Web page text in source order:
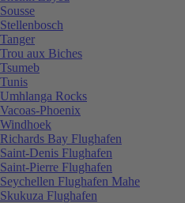
Sousse
Stellenbosch
Tanger
Trou aux Biches
Tsumeb
Tunis
Umhlanga Rocks
Vacoas-Phoenix
Windhoek
Richards Bay Flughafen
Saint-Denis Flughafen
Saint-Pierre Flughafen
Seychellen Flughafen Mahe
Skukuza Flughafen